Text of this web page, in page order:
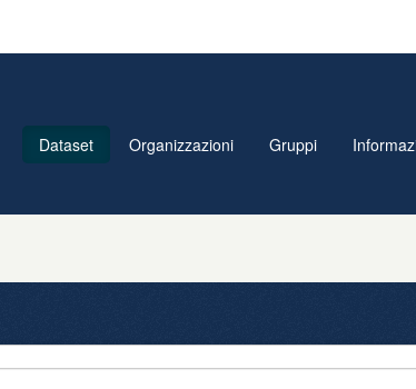
Dataset Organizzazioni Gruppi